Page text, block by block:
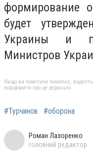
формирование
будет
Украины и
Министров
Якщо ви помітили помилку, виділіть
повідомити про це редакцію
#Турчинов #оборона
Роман Лазоренко
головний редактор